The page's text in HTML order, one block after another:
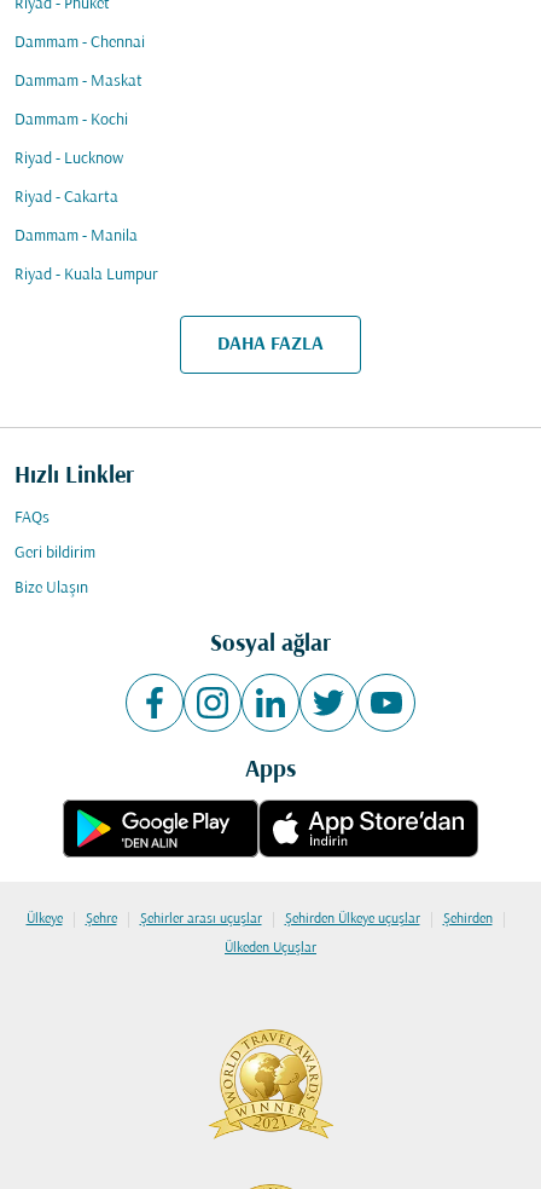
Riyad - Phuket
Dammam - Chennai
Dammam - Maskat
Dammam - Kochi
Riyad - Lucknow
Riyad - Cakarta
Dammam - Manila
Riyad - Kuala Lumpur
DAHA FAZLA
Hızlı Linkler
FAQs
Geri bildirim
Bize Ulaşın
Sosyal ağlar
Apps
Ülkeye | Şehre | Şehirler arası uçuşlar | Şehirden Ülkeye uçuşlar | Şehirden |
Ülkeden Uçuşlar